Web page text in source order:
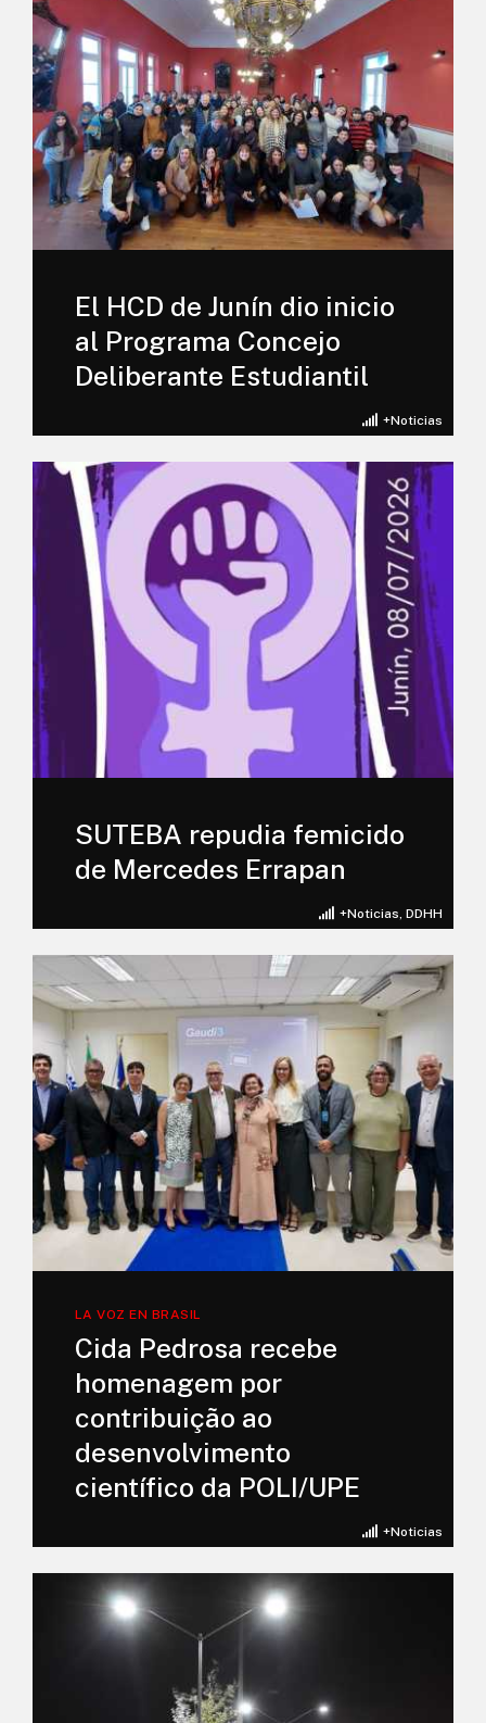
+Noticias
El HCD de Junín dio inicio
al Programa Concejo
Deliberante Estudiantil
+Noticias DDHH
SUTEBA repudia femicido
de Mercedes Errapan
+Noticias
LA VOZ EN BRASIL
Cida Pedrosa recebe
homenagem por
contribuição ao
desenvolvimento
científico da POLI/UPE